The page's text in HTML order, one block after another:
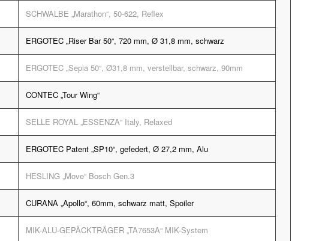
SCHWALBE „Marathon“, 50-622, Reflex
ERGOTEC „Riser Bar 50“, 720 mm, Ø 31,8 mm, schwarz
ERGOTEC „Sepia 50“, Ø31,8 mm, verstellbar, schwarz, 90mm
CONTEC „Tour Wing“
SELLE ROYAL „ESSENZA“ Italy, Relaxed
ERGOTEC Patent „SP10“, gefedert, Ø 27,2 mm, Alu
HESLING „Move“ Bosch Gen.3
CURANA „Apollo“, 60mm, schwarz matt, Spoiler
MIK-ALU-GEPÄCKTRÄGER „TA7653A“ MIK-System